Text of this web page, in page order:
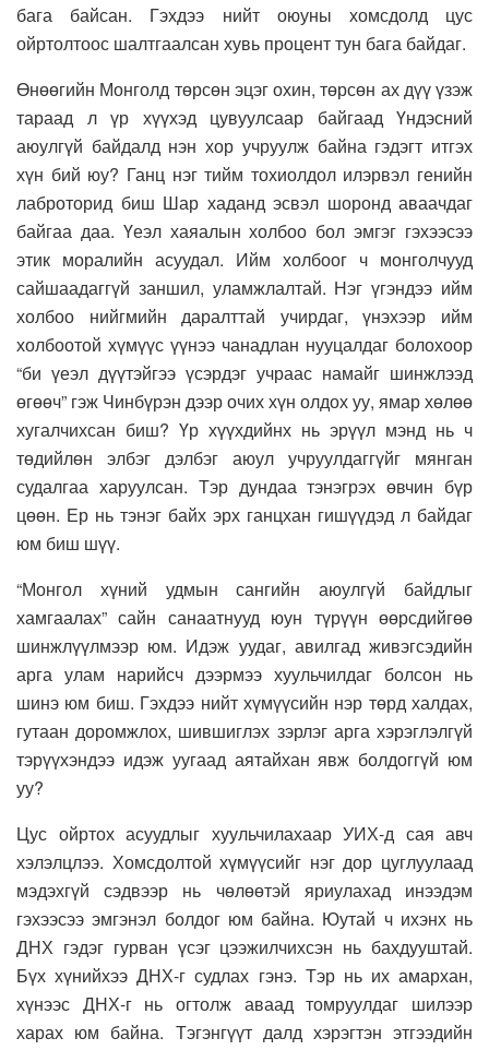
бага байсан. Гэхдээ нийт оюуны хомсдолд цус
ойртолтоос шалтгаалсан хувь процент тун бага байдаг.
Өнөөгийн Монголд төрсөн эцэг охин, төрсөн ах дүү үзэж
тараад л үр хүүхэд цувуулсаар байгаад Үндэсний
аюулгүй байдалд нэн хор учруулж байна гэдэгт итгэх
хүн бий юу? Ганц нэг тийм тохиолдол илэрвэл генийн
лаброторид биш Шар хаданд эсвэл шоронд аваачдаг
байгаа даа. Үеэл хаяалын холбоо бол эмгэг гэхээсээ
этик моралийн асуудал. Ийм холбоог ч монголчууд
сайшаадаггүй заншил, уламжлалтай. Нэг үгэндээ ийм
холбоо нийгмийн даралттай учирдаг, үнэхээр ийм
холбоотой хүмүүс үүнээ чанадлан нууцалдаг болохоор
“би үеэл дүүтэйгээ үсэрдэг учраас намайг шинжлээд
өгөөч” гэж Чинбүрэн дээр очих хүн олдох уу, ямар хөлөө
хугалчихсан биш? Үр хүүхдийнх нь эрүүл мэнд нь ч
төдийлөн элбэг дэлбэг аюул учруулдаггүйг мянган
судалгаа харуулсан. Тэр дундаа тэнэгрэх өвчин бүр
цөөн. Ер нь тэнэг байх эрх ганцхан гишүүдэд л байдаг
юм биш шүү.
“Монгол хүний удмын сангийн аюулгүй байдлыг
хамгаалах” сайн санаатнууд юун түрүүн өөрсдийгөө
шинжлүүлмээр юм. Идэж уудаг, авилгад живэгсэдийн
арга улам нарийсч дээрмээ хуульчилдаг болсон нь
шинэ юм биш. Гэхдээ нийт хүмүүсийн нэр төрд халдах,
гутаан доромжлох, шившиглэх зэрлэг арга хэрэглэлгүй
тэрүүхэндээ идэж уугаад аятайхан явж болдоггүй юм
уу?
Цус ойртох асуудлыг хуульчилахаар УИХ-д сая авч
хэлэлцлээ. Хомсдолтой хүмүүсийг нэг дор цуглуулаад
мэдэхгүй сэдвээр нь чөлөөтэй яриулахад инээдэм
гэхээсээ эмгэнэл болдог юм байна. Юутай ч ихэнх нь
ДНХ гэдэг гурван үсэг цээжилчихсэн нь бахдууштай.
Бүх хүнийхээ ДНХ-г судлах гэнэ. Тэр нь их амархан,
хүнээс ДНХ-г нь огтолж аваад томруулдаг шилээр
харах юм байна. Тэгэнгүүт далд хэрэгтэн этгээдийн